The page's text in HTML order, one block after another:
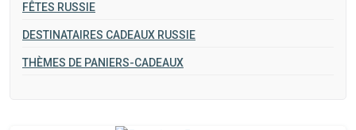
FÊTES RUSSIE
DESTINATAIRES CADEAUX RUSSIE
THÈMES DE PANIERS-CADEAUX